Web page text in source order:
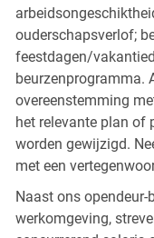
ouderschapsverlof;
feestdagen/
beurzenprogramma.
overeenstemming
het relevante plan of
worden gewijzigd.
met een
Naast ons opendeur-
werkomgeving,